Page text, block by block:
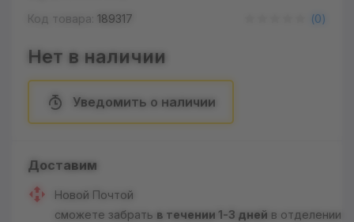
Код товара: 189317 (0)
Нет в наличии
Уведомить о наличии
Доставим
Новой Почтой
сможете забрать в течении 1-3 дней в отделении